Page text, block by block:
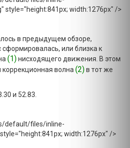
style="height:841px; width:1276px" />
в предыдущем обзоре,
или близка к
(1)нисходящего движения. В этом
волна (2)в тот же
и 52.83.
default/files/inline-
width:1276px" />